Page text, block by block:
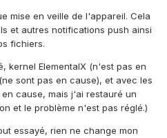
mise en veille de l'appareil. Cela
et autres notifications push ainsi
fichiers.
kernel ElementalX (n'est pas en
sont pas en cause), et avec les
cause, mais j'ai restauré un
et le problème n'est pas réglé.)
essayé, rien ne change mon